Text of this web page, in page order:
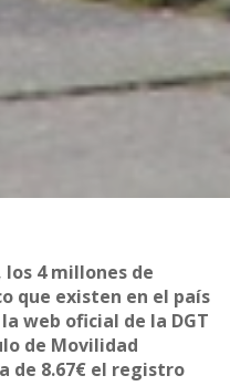
los 4 millones de
que existen en el país
web oficial de la DGT
de Movilidad
de 8.67€ el registro